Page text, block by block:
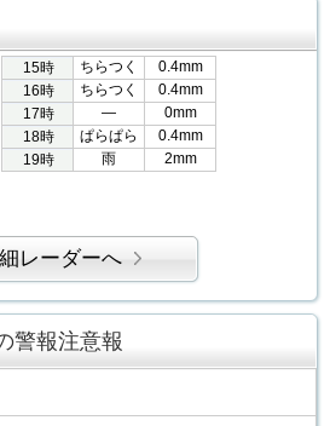
15時 ちらつく
0.4mm
16時
ちらつく
0.4mm
17時
―
0mm
18時
ぱらぱら
0.4mm
19時
雨 2mm
レーダーへ
警報注意報